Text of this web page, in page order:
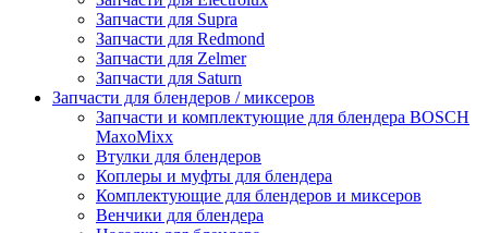
Запчасти для Supra
Запчасти для Redmond
Запчасти для Zelmer
Запчасти для Saturn
Запчасти для блендеров / миксеров
Запчасти и комплектующие для блендера BOSCH
MaxoMixx
Втулки для блендеров
Коплеры и муфты для блендера
Комплектующие для блендеров и миксеров
Венчики для блендера